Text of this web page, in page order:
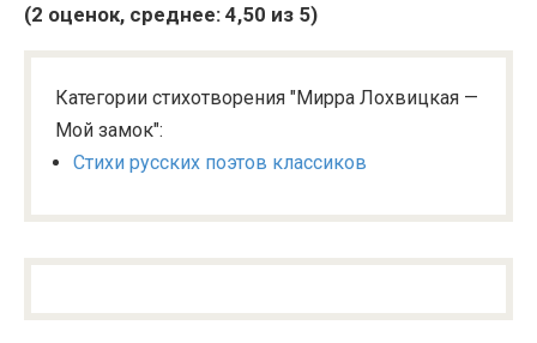
(2 оценок, среднее: 4,50 из 5)
Категории стихотворения "Мирра Лохвицкая —
Мой замок":
Стихи русских поэтов классиков